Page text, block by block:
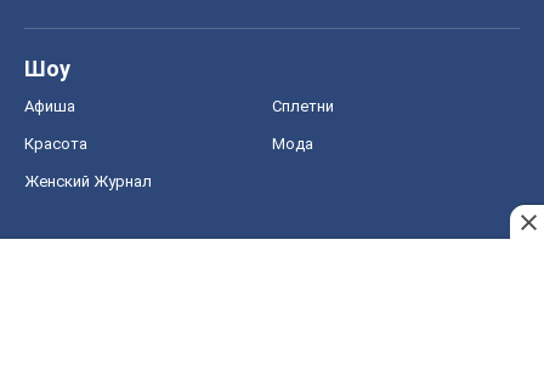
Шоу
Афиша Сплетни
Красота Мода
Женский Журнал